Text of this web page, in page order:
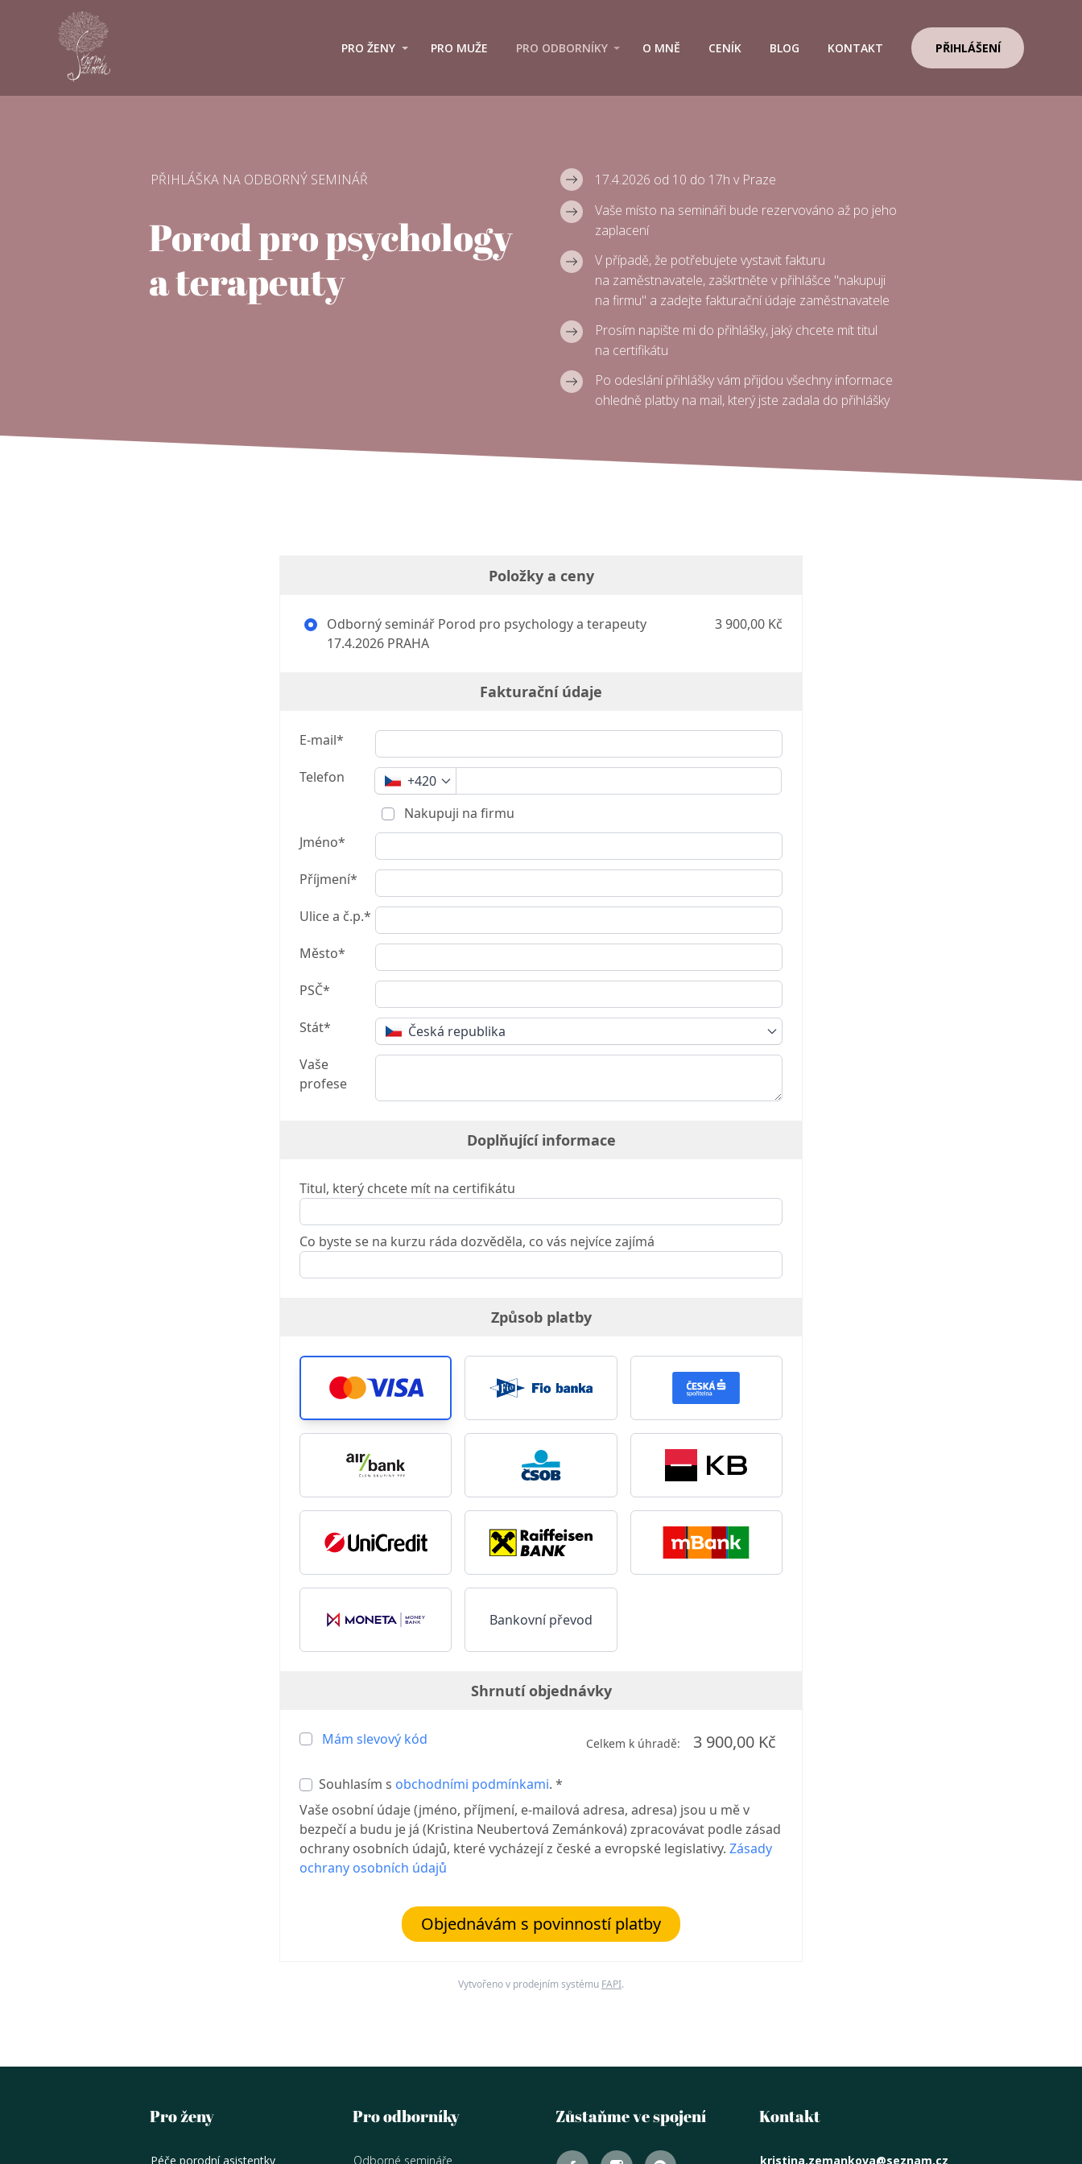
PRO ŽENY PRO MUŽE PRO ODBORNÍKY O MNĚ CENÍK BLOG KONTAKT PŘIHLÁŠENÍ
PŘIHLÁŠKA NA ODBORNÝ SEMINÁŘ
Porod pro psychology
a terapeuty
17.4.2026 od 10 do 17h v Praze
Vaše místo na semináři bude rezervováno až po jeho
zaplacení
V případě, že potřebujete vystavit fakturu
na zaměstnavatele, zaškrtněte v přihlášce "nakupuji
na firmu" a zadejte fakturační údaje zaměstnavatele
Prosím napište mi do přihlášky, jaký chcete mít titul
na certifikátu
Po odeslání přihlášky vám přijdou všechny informace
ohledně platby na mail, který jste zadala do přihlášky
Položky a ceny
Odborný seminář Porod pro psychology a terapeuty
17.4.2026 PRAHA
3 900,00 Kč
Fakturační údaje
E-mail*
Telefon
+420
Nakupuji na firmu
Jméno*
Příjmení*
Ulice a č.p.*
Město*
PSČ*
Stát*
Česká republika
Vaše
profese
Doplňující informace
Titul, který chcete mít na certifikátu
Co byste se na kurzu ráda dozvěděla, co vás nejvíce zajímá
Způsob platby
Bankovní převod
Shrnutí objednávky
Mám slevový kód Celkem k úhradě: 3 900,00 Kč
Souhlasím s obchodními podmínkami. *
Vaše osobní údaje (jméno, příjmení, e-mailová adresa, adresa) jsou u mě v
bezpečí a budu je já (Kristina Neubertová Zemánková) zpracovávat podle zásad
ochrany osobních údajů, které vycházejí z české a evropské legislativy. Zásady
ochrany osobních údajů
Objednávám s povinností platby
Vytvořeno v prodejním systému FAPI.
Pro ženy
Péče porodní asistentky
Pro odborníky
Odborné semináře
Zůstaňme ve spojení Kontakt
kristina.zemankova@seznam.cz